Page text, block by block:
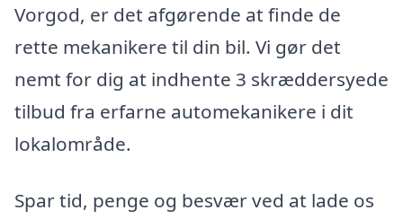
Vorgod, er det afgørende at finde de
rette mekanikere til din bil. Vi gør det
nemt for dig at indhente 3 skræddersyede
tilbud fra erfarne automekanikere i dit
lokalområde.
Spar tid, penge og besvær ved at lade os